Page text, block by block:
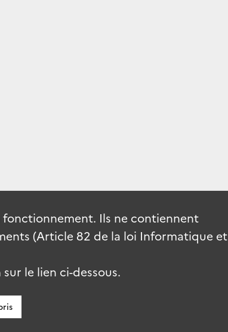
fonctionnement. Ils ne contiennent
(Article 82 de la loi Informatique et
le lien ci-dessous.